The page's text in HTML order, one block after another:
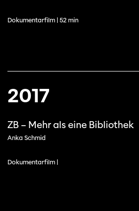
Dokumentarfilm | 52 min
2017
ZB – Mehr als eine Bibliothek
Anka Schmid
Dokumentarfilm |